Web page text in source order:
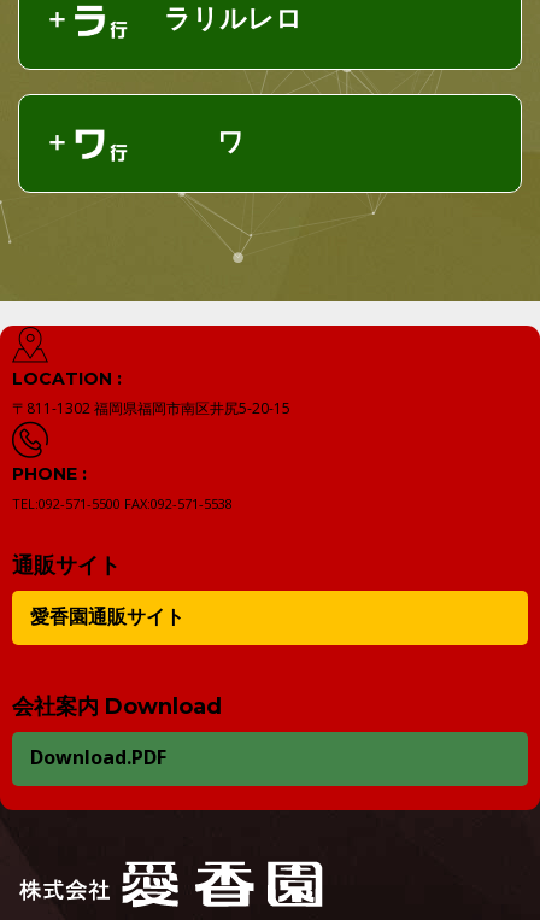
ラリルレロ
ワ
LOCATION :
〒811-1302福岡県福岡市南区井尻5-20-15
PHONE :
TEL:092-571-5500 FAX:092-571-5538
通販サイト
愛香園通販サイト
会社案内 Download
Download.PDF